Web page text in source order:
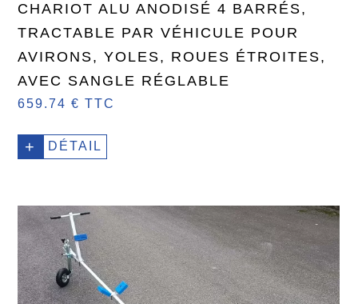
CHARIOT ALU ANODISÉ 4 BARRÉS,
TRACTABLE PAR VÉHICULE POUR
AVIRONS, YOLES, ROUES ÉTROITES,
AVEC SANGLE RÉGLABLE
659.74 € TTC
+ DÉTAIL